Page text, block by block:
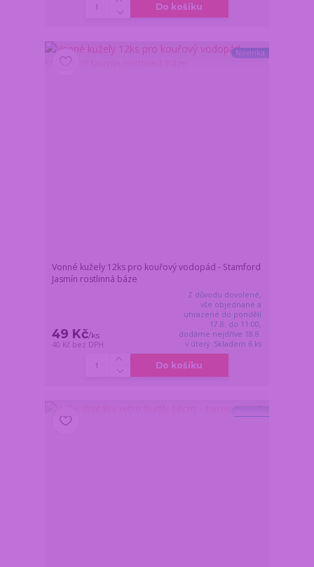
Do košíku
Novinka
Vonné kužely 12ks pro kouřový vodopád - Stamford
Jasmín rostlinná báze
49 Kč/ks
40 Kč bez DPH
Z důvodu dovolené,
vše objednané a
uhrazené do pondělí
17.8. do 11:00,
dodáme nejdříve 18.8.
v úterý. Skladem 6 ks
Do košíku